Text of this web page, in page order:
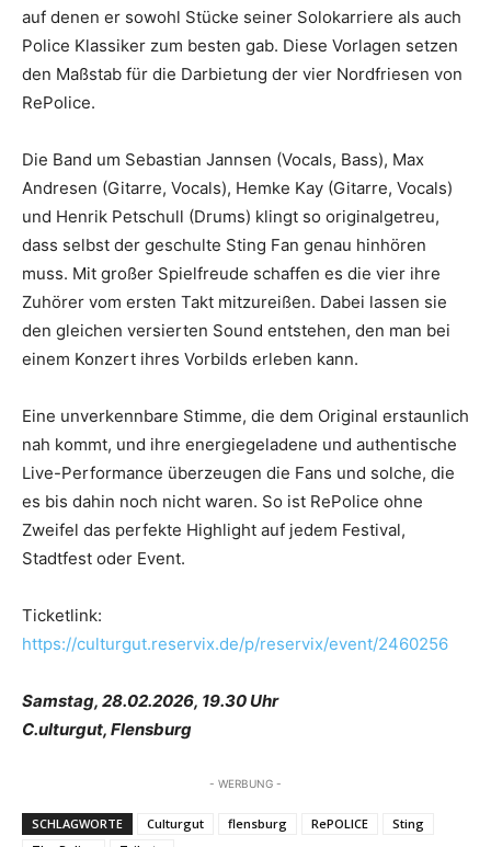
auf denen er sowohl Stücke seiner Solokarriere als auch
Police Klassiker zum besten gab. Diese Vorlagen setzen
den Maßstab für die Darbietung der vier Nordfriesen von
RePolice.
Die Band um Sebastian Jannsen (Vocals, Bass), Max
Andresen (Gitarre, Vocals), Hemke Kay (Gitarre, Vocals)
und Henrik Petschull (Drums) klingt so originalgetreu,
dass selbst der geschulte Sting Fan genau hinhören
muss. Mit großer Spielfreude schaffen es die vier ihre
Zuhörer vom ersten Takt mitzureißen. Dabei lassen sie
den gleichen versierten Sound entstehen, den man bei
einem Konzert ihres Vorbilds erleben kann.
Eine unverkennbare Stimme, die dem Original erstaunlich
nah kommt, und ihre energiegeladene und authentische
Live-Performance überzeugen die Fans und solche, die
es bis dahin noch nicht waren. So ist RePolice ohne
Zweifel das perfekte Highlight auf jedem Festival,
Stadtfest oder Event.
Ticketlink:
https://culturgut.reservix.de/p/reservix/event/2460256
Samstag, 28.02.2026, 19.30 Uhr
C.ulturgut, Flensburg
- WERBUNG -
SCHLAGWORTE Culturgut flensburg RePOLICE
Sting